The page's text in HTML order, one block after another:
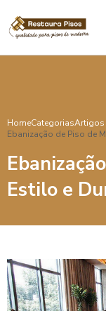
HomeCategoriasArtigos
Ebanização de Piso de
Estilo e